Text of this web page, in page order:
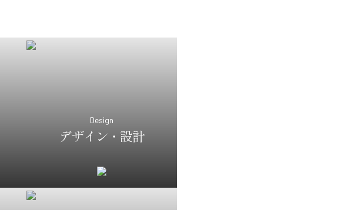
Design
デザイン・設計